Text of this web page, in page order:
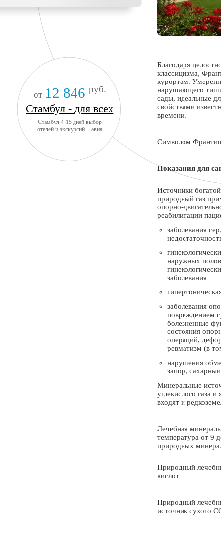
от 12 846 руб.
Стамбул - для всех
Стамбул 4-15 дней выбор
отелей и экскурсий + авиа
Благодаря
классицизма,
курортам.
нарушающего
сады, идеальные
свойствами
времени.
Символом
Показания для
Источники
природный газ
опорно-
реабилитации
заболевания
наружных
заболевания
заболевания
повреждением
болезненные
состояния
операций,
ревматизм (в
нарушения
запор,
Минеральные
углекислого газа
входят и
Лечебная
температура от 9
природных
Природный
кислот
Природный
источник сухого